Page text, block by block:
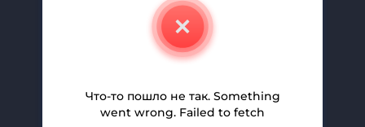
Свяжитесь С Нами
Партнерская Программа
Что-то пошло не так. Something
went wrong. Failed to fetch